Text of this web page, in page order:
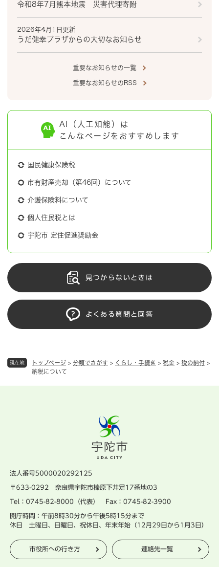
現在地 トップページ > 分類でさがす > くらし・手続き > 税金 > 税の納付 >
納税について
令和8年7月熊本地震 災害代理寄附
2026年4月1日更新
うだ健幸プラザからの大切なお知らせ
重要なお知らせの一覧
重要なお知らせのRSS
AI（人工知能）は
こんなページをおすすめします
国民健康保険税
市有財産売却（第46回）について
介護保険料について
個人住民税とは
宇陀市 定住促進奨励金
見つからないときは
よくある質問と回答
法人番号5000020292125
〒633-0292 奈良県宇陀市榛原下井足17番地の3
Tel：0745-82-8000（代表） Fax：0745-82-3900
開庁時間：午前8時30分から午後5時15分まで
休日 土曜日、日曜日、祝休日、年末年始（12月29日から1月3日）
市役所への行き方 連絡先一覧